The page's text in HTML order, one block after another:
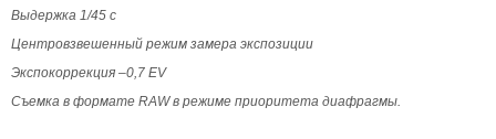
Выдержка 1/45 с
Центровзвешенный режим замера экспозиции
Экспокоррекция –0,7 EV
Съемка в формате RAW в режиме приоритета диафрагмы.